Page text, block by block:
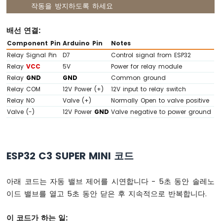
-
릴
레
이
ESP32
C3
Super
Mini
-
펌
하
ESP32
C3
작동을 방지하도록 하세요
배선 연결:
Component Pin Arduino Pin
Notes
Relay Signal Pin
D7
Control signal from ESP32
RelayVCC 5V
Power for relay module
Relay GND GND
Common ground
Relay COM
12V Power (+)
12V input to relay switch
Relay NO
Valve (+)
Normally Open to valve positive
Valve (-)
12V Power GND Valve negative to power ground
ESP32 C3 SUPER MINI 코드
아래 코드는 자동 밸브 제어를 시연합니다 - 5초 동안 솔레노
이드 밸브를 열고 5초 동안 닫은 후 지속적으로 반복합니다.
이 코드가 하는 일: